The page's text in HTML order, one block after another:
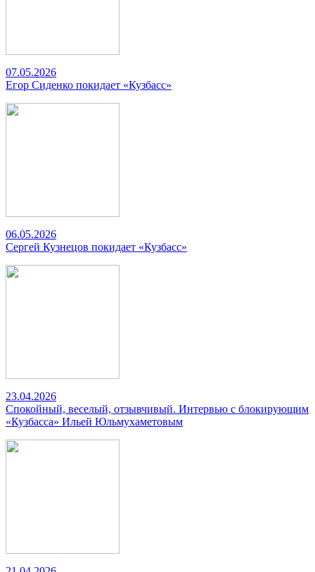
07.05.2026
Егор Сиденко покидает «Кузбасс»
06.05.2026
Сергей Кузнецов покидает «Кузбасс»
23.04.2026
Спокойный, веселый, отзывчивый. Интервью с блокирующим
«Кузбасса» Ильей Юльмухаметовым